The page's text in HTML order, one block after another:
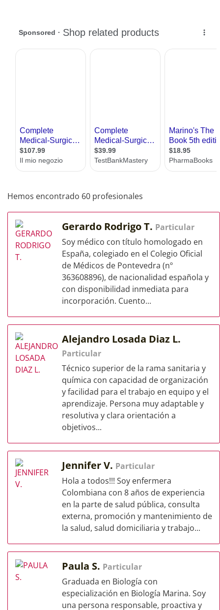
Hemos encontrado 60 profesionales
Gerardo Rodrigo T. Particular
Soy médico con título homologado en
España, colegiado en el Colegio Oficial
de Médicos de Pontevedra (nº
363608896), de nacionalidad española y
con disponibilidad inmediata para
incorporación. Cuento...
Alejandro Losada Diaz L.
Particular
Técnico superior de la rama sanitaria y
química con capacidad de organización
y facilidad para el trabajo en equipo y el
aprendizaje. Persona muy adaptable y
resolutiva y clara orientación a
objetivos...
Jennifer V. Particular
Hola a todos!!! Soy enfermera
Colombiana con 8 años de experiencia
en la parte de salud pública, consulta
externa, promoción y mantenimiento de
la salud, salud domiciliaria y trabajo...
Paula S. Particular
Graduada en Biología con
especialización en Biología Marina. Soy
una persona responsable, proactiva y